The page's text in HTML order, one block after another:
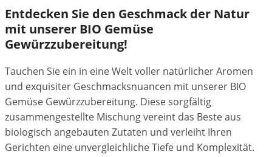
Entdecken Sie den Geschmack der Natur
mit unserer BIO Gemüse
Gewürzzubereitung!
Tauchen Sie ein in eine Welt voller natürlicher Aromen
und exquisiter Geschmacksnuancen mit unserer BIO
Gemüse Gewürzzubereitung. Diese sorgfältig
zusammengestellte Mischung vereint das Beste aus
biologisch angebauten Zutaten und verleiht Ihren
Gerichten eine unvergleichliche Tiefe und Komplexität.